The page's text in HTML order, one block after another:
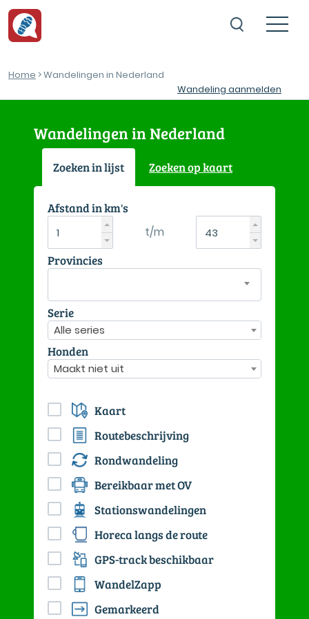
Home > Wandelingen in Nederland
Wandeling aanmelden
Wandelingen in Nederland
Zoeken in lijst Zoeken op kaart
Afstand in km's
t/m
Provincies
Serie
Alle series
Honden
Maakt niet uit
Kaart
Routebeschrijving
Rondwandeling
Bereikbaar met OV
Stationswandelingen
Horeca langs de route
GPS-track beschikbaar
WandelZapp
Gemarkeerd